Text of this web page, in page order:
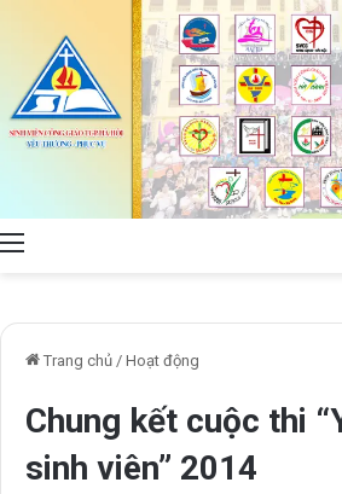
Menu
Trang chủ / Hoạt động
Chung kết cuộc thi
sinh viên” 2014